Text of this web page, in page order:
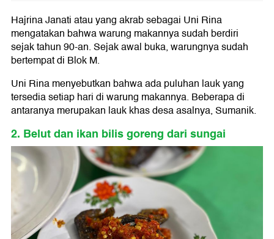
Hajrina Janati atau yang akrab sebagai Uni Rina
mengatakan bahwa warung makannya sudah berdiri
sejak tahun 90-an. Sejak awal buka, warungnya sudah
bertempat di Blok M.
Uni Rina menyebutkan bahwa ada puluhan lauk yang
tersedia setiap hari di warung makannya. Beberapa di
antaranya merupakan lauk khas desa asalnya, Sumanik.
2. Belut dan ikan bilis goreng dari sungai